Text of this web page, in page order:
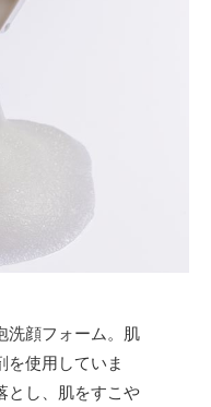
洗顔フォーム。肌
を使用していま
とし、肌をすこや